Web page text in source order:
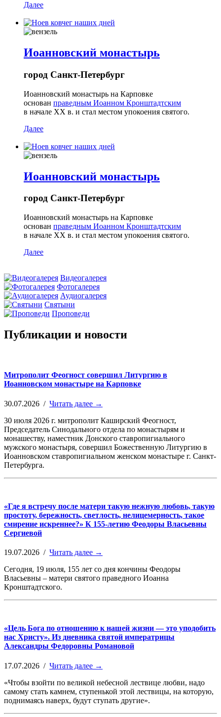
Далее
Иоанновский монастырь
город Санкт-Петербург
Иоанновский монастырь на Карповке
основан праведным Иоанном Кронштадтским
в начале ХХ в. и стал местом упокоения святого.
Далее
Иоанновский монастырь
город Санкт-Петербург
Иоанновский монастырь на Карповке
основан праведным Иоанном Кронштадтским
в начале ХХ в. и стал местом упокоения святого.
Далее
Видеогалерея
Фотогалерея
Аудиогалерея
Святыни
Проповеди
Публикации и новости
Митрополит Феогност совершил Литургию в
Иоанновском монастыре на Карповке
30.07.2026 / Читать далее →
30 июля 2026 г. митрополит Каширский Феогност,
Председатель Синодального отдела по монастырям и
монашеству, наместник Донского ставропигиального
мужского монастыря, совершил Божественную Литургию в
Иоанновском ставропигиальном женском монастыре г. Санкт-
Петербурга.
«Где я встречу после матери такую нежную любовь, такую
простоту, бережность, светлость, нелицемерность, такое
смирение искреннее?» К 155-летию Феодоры Власьевны
Сергиевой
19.07.2026 / Читать далее →
Сегодня, 19 июля, 155 лет со дня кончины Феодоры
Власьевны – матери святого праведного Иоанна
Кронштадтского.
«Цель Бога по отношению к нашей жизни — это уподобить
нас Христу». Из дневника святой императрицы
Александры Федоровны Романовой
17.07.2026 / Читать далее →
«Чтобы взойти по великой небесной лествице любви, надо
самому стать камнем, ступенькой этой лествицы, на которую,
поднимаясь наверх, будут ступать другие».